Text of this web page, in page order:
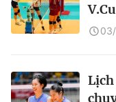
Lịch